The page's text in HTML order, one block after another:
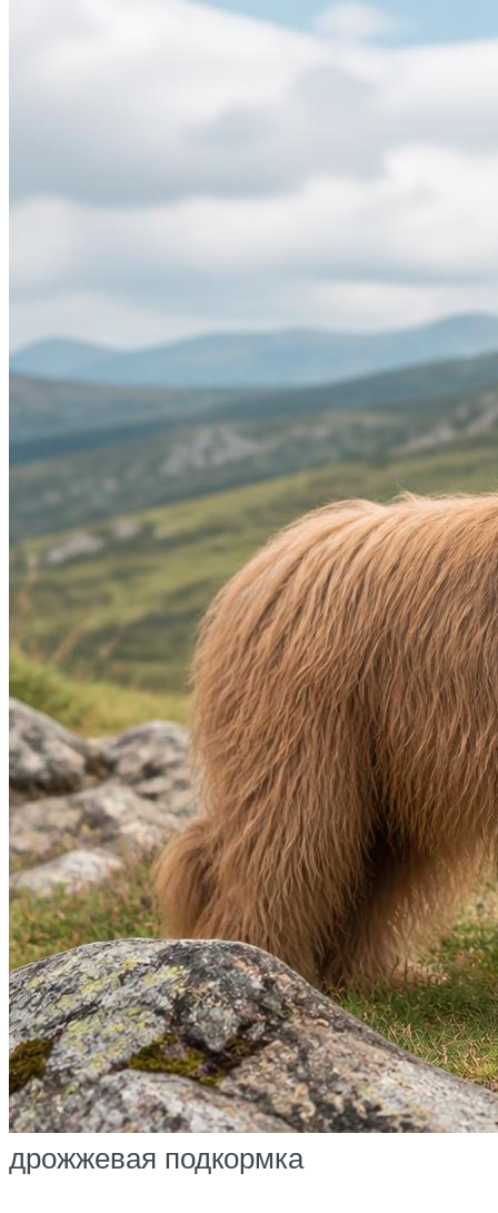
дрожжевая подкормка